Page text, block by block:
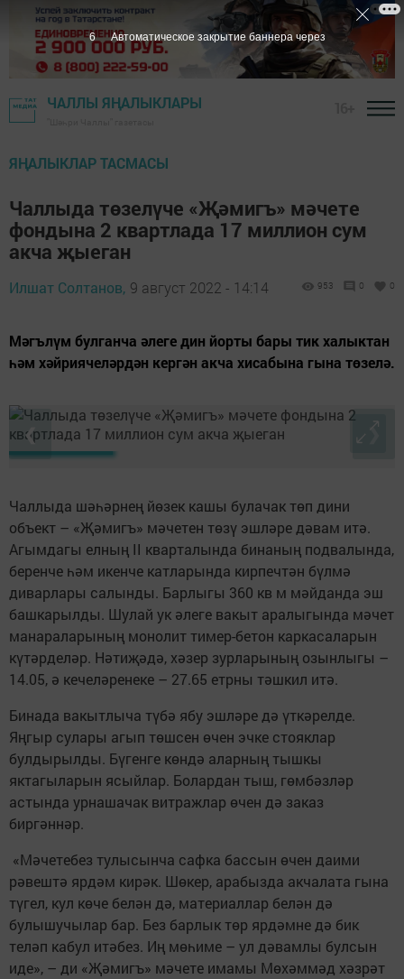
ЧАЛЛЫ ЯҢАЛЫКЛАРЫ
ЯҢАЛЫКЛАР ТАСМАСЫ
Чаллыда төзелүче «Җәмигъ» мәчете
фондына 2 квартлада 17 миллион сум
акча җыеган
Илшат Солтанов, 9 август 2022 - 14:14 953 0 0
Мәгълүм булганча әлеге дин йорты бары тик халыктан
һәм хәйриячеләрдән кергән акча хисабына гына төзелә.
❮ ❯
Чаллыда шәһәрнең йөзек кашы булачак төп дини
объект – «Җәмигъ» мәчетен төзү эшләре дәвам итә.
Агымдагы елның II кварталында бинаның подвалында,
беренче һәм икенче катларында кирпечтән бүлмә
диварлары салынды. Барлыгы 360 кв м мәйданда эш
башкарылды. Шулай ук әлеге вакыт аралыгында мәчет
манараларының монолит тимер-бетон каркасаларын
күтәрделәр. Нәтиҗәдә, хәзер зурларының озынлыгы –
14.05, ә кечеләренеке – 27.65 етрны тәшкил итә.
Бинада вакытлыча түбә ябу эшләре дә үткәрелде.
Яңгыр сулары агып төшсен өчен эчке стояклар
булдырылды. Бүгенге көндә аларның тышкы
яктагыларын ясыйлар. Болардан тыш, гөмбәзләр
астында урнашачак витражлар өчен дә заказ
биргәннәр.
«Мәчетебез тулысынча сафка бассын өчен даими
рәвештә ярдәм кирәк. Шөкер, арабызда акчалата гына
түгел, кул көче белән дә, материаллар белән дә
булышучылар бар. Без барлык төр ярдәмне дә бик
теләп кабул итәбез. Иң мөһиме – ул дәвамлы булсын
иде», – ди «Җәмигъ» мәчете имамы Мөхәммәд хәзрәт
5 Автоматическое закрытие баннера через